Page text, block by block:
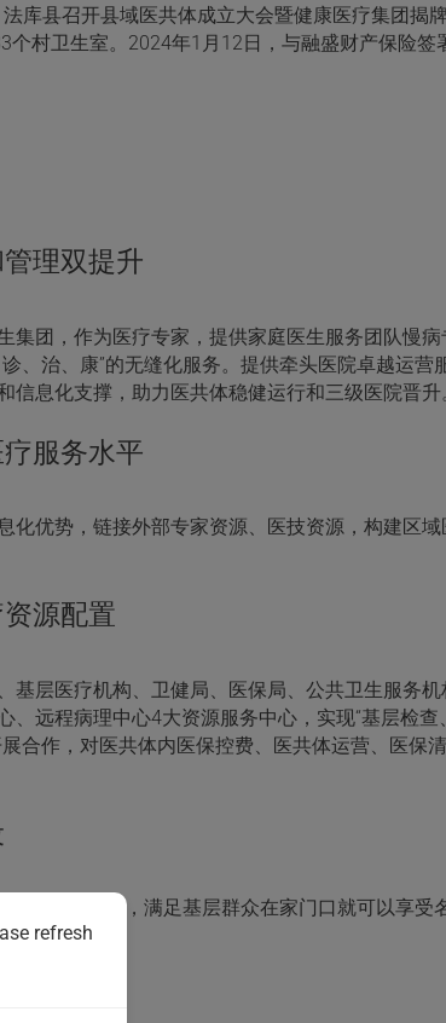
库县召开县域医共体成立大会暨健康医疗集团揭
村卫生室。2024年1月12日，与融盛财产保险签
理双提升
集团，作为医疗专家，提供家庭医生服务团队慢
、治、康”的无缝化服务。提供牵头医院卓越运营
息化支撑，助力医共体稳健运行和三级医院晋升
服务水平
优势，链接外部专家资源、医技资源，构建区
源配置
基层医疗机构、卫健局、医保局、公共卫生服务
远程病理中心4大资源服务中心，实现“基层检查
合作，对医共体内医保控费、医共体运营、医保
中医工作室”，满足基层群众在家门口就可以享受
效
refresh